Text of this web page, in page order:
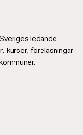
ledande
kurser, föreläsningar